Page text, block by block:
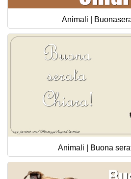
Animali |
Animali | Buona